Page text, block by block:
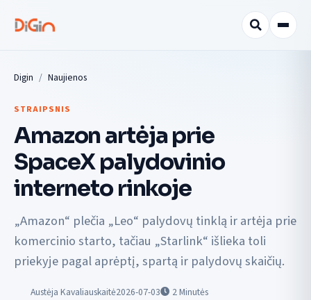
Digin Naujienos
STRAIPSNIS
Amazon artėja prie
SpaceX palydovinio
interneto rinkoje
„Amazon“ plečia „Leo“ palydovų tinklą ir artėja prie
komercinio starto, tačiau „Starlink“ išlieka toli
priekyje pagal aprėptį, spartą ir palydovų skaičių.
Austėja Kavaliauskaitė2026-07-03 2Minutės